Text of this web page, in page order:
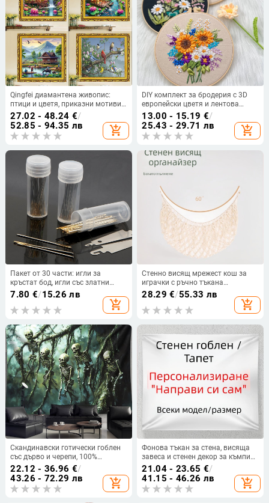
Qingfei диамантена живопис:
птици и цветя, приказни мотиви
за холна стенна картина,
комплект бродерия върху плат
11CT
27.02 - 48.24 €/
52.85 - 94.35 лв
add_shopping_cart
DIY комплект за бродерия с 3D
европейски цветя и лентова
бродерия за стенна декорация в
дневната — за начинаещи Lu
бродерия
13.00 - 15.19 €/
25.43 - 29.71 лв
add_shopping_cart
Пакет от 30 части: игли за
кръстат бод, игли със златни
опашки, игли с тъп връх, игли за
бродиране, игли за кръстат бод,
игли и инструменти за конци.
7.80 €/15.26 лв
add_shopping_cart
Стенно висящ мрежест кош за
играчки с ръчно тъкана
дантелена украса
28.29 €/55.33 лв
add_shopping_cart
Скандинавски готически гоблен
със дърво и черепи, 100%
полиестер, дигитален
термопринт, машинно пране, за
всекидневната
22.12 - 36.96 €/
43.26 - 72.29 лв
add_shopping_cart
Фонова тъкан за стена, висяща
завеса и стенен декор за къмпинг
и външна употреба
21.04 - 23.65 €/
41.15 - 46.26 лв
add_shopping_cart